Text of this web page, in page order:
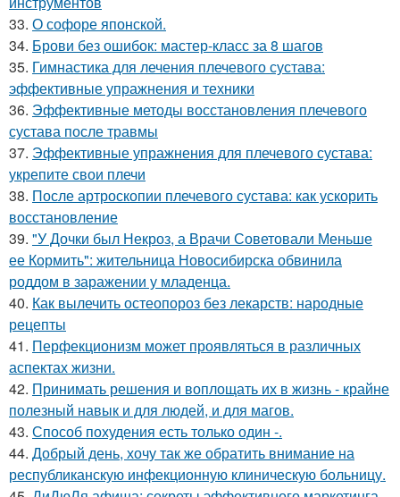
33. О софоре японской.
34. Брови без ошибок: мастер-класс за 8 шагов
35. Гимнастика для лечения плечевого сустава:
эффективные упражнения и техники
36. Эффективные методы восстановления плечевого
сустава после травмы
37. Эффективные упражнения для плечевого сустава:
укрепите свои плечи
38. После артроскопии плечевого сустава: как ускорить
восстановление
39. "У Дочки был Некроз, а Врачи Советовали Меньше
ее Кормить": жительница Новосибирска обвинила
роддом в заражении у младенца.
40. Как вылечить остеопороз без лекарств: народные
рецепты
41. Перфекционизм может проявляться в различных
аспектах жизни.
42. Принимать решения и воплощать их в жизнь - крайне
полезный навык и для людей, и для магов.
43. Способ похудения есть только один -.
44. Добрый день, хочу так же обратить внимание на
республиканскую инфекционную клиническую больницу.